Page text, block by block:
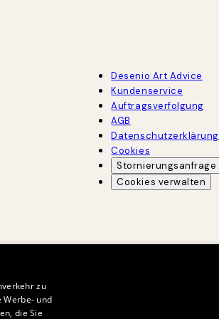
Desenio Art Advice
Kundenservice
Auftragsverfolgung
AGB
Datenschutzerklärung
Cookies
Stornierungsanfrage
Cookies verwalten
zu
Werbe- und
die Sie